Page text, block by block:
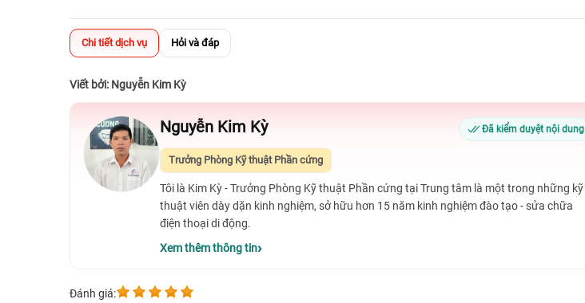
Chi tiết dịch vụ Hỏi và đáp
Viết bởi: Nguyễn Kim Kỳ
Nguyễn Kim Kỳ Đã kiểm duyệt nội dung
Trưởng Phòng Kỹ thuật Phần cứng
Tôi là Kim Kỳ - Trưởng Phòng Kỹ thuật Phần cứng tại Trung tâm là một trong những kỹ
thuật viên dày dặn kinh nghiệm, sở hữu hơn 15 năm kinh nghiệm đào tạo - sửa chữa
điện thoại di động.
Xem thêm thông tin
Đánh giá: